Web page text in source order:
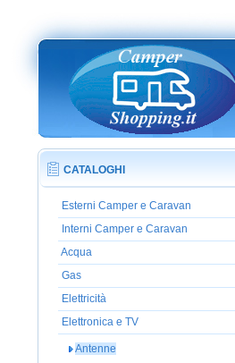
CATALOGHI
Esterni Camper e Caravan
Interni Camper e Caravan
Acqua
Gas
Elettricità
Elettronica e TV
Antenne